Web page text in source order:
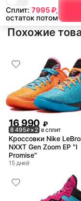
Сплит: 7995₽,
остаток потом
Похожие
16 990 ₽
8 495₽× 2 в сплит
Кроссовки Nike
NXXT Gen Zoom EP "I
Promise"
15 дней